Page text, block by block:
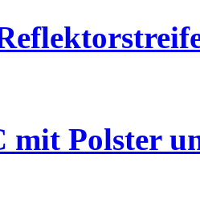
Polster